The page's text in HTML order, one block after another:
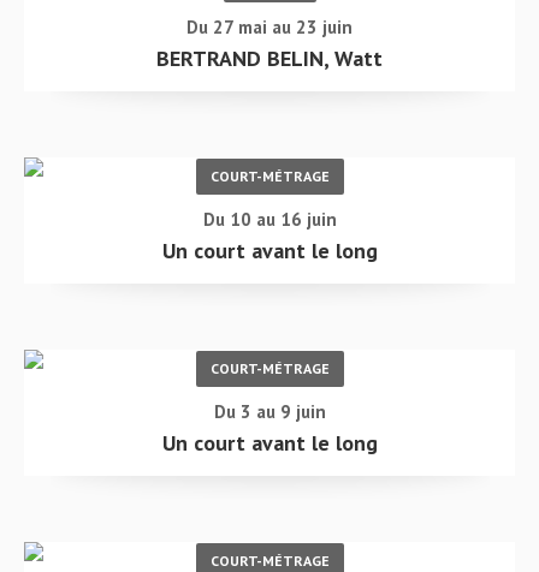
Du 27 mai au 23 juin
BERTRAND BELIN, Watt
COURT-MÉTRAGE
Du 10 au 16 juin
Un court avant le long
COURT-MÉTRAGE
Du 3 au 9 juin
Un court avant le long
COURT-MÉTRAGE